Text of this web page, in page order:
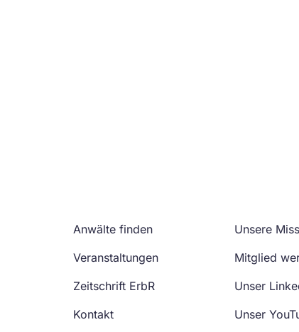
Anwälte finden
Veranstaltungen
Zeitschrift ErbR
Kontakt
Unsere
Mitglied
Unser
Unser